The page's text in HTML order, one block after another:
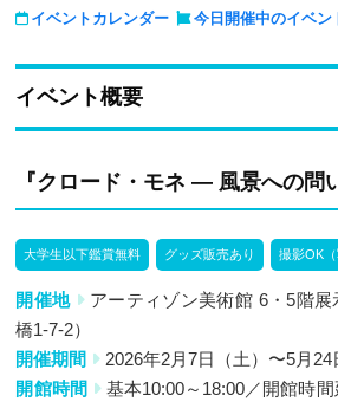
イベントカレンダー 今日開催中のイベン
イベント概要
『クロード・モネ ― 風景への問
大学生以下鑑賞無料 グッズ販売あり 撮影OK
開催地
アーティゾン美術館 6・5階
橋1-7-2）
開催期間
2026年2月7日（土）〜5月
開館時間
基本10:00～18:00／開館時間